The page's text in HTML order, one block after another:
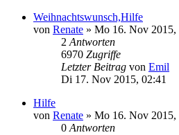
Weihnachtswunsch,Hilfe
von Renate » Mo 16. Nov 2015,
2 Antworten
6970 Zugriffe
Letzter Beitrag von Emil
Di 17. Nov 2015, 02:41
Hilfe
von Renate » Mo 16. Nov 2015,
0 Antworten